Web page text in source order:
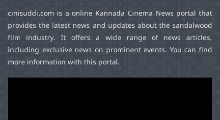
cinisuddi.com is a online Kannada Cinema News portal that
provides the latest news and updates about the sandalwood
film industry. It offers a wide range of news articles,
including exclusive news on prominent events. You can find
more information with this portal.